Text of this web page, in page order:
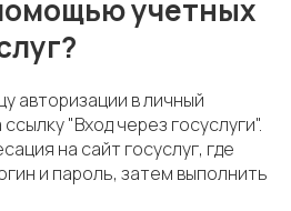
учетных
авторизации в личный
"Вход через госуслуги".
на сайт госуслуг, где
и пароль, затем выполнить